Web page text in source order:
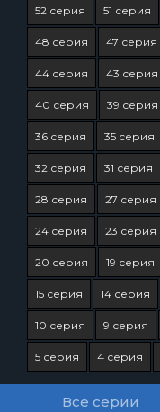
52 серия 51 серия
48 серия 47 серия
44 серия 43 серия
40 серия 39 серия
36 серия 35 серия
32 серия 31 серия
28 серия 27 серия
24 серия 23 серия
20 серия 19 серия
15 серия 14 серия
10 серия 9 серия
5 серия 4 серия
Все серии